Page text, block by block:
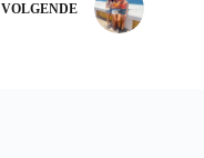
VOLGENDE